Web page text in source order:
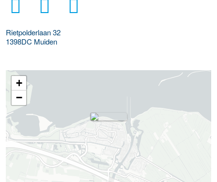
Rietpolderlaan 32
1398DC Muiden
+
−